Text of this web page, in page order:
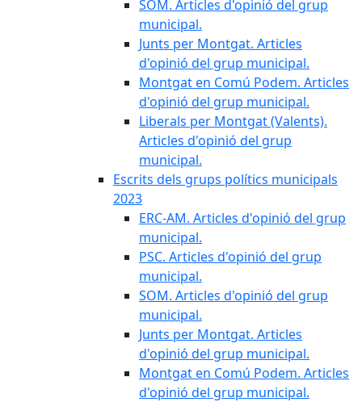
SOM. Articles d'opinió del grup
municipal.
Junts per Montgat. Articles
d'opinió del grup municipal.
Montgat en Comú Podem. Articles
d'opinió del grup municipal.
Liberals per Montgat (Valents).
Articles d'opinió del grup
municipal.
Escrits dels grups polítics municipals
2023
ERC-AM. Articles d'opinió del grup
municipal.
PSC. Articles d'opinió del grup
municipal.
SOM. Articles d'opinió del grup
municipal.
Junts per Montgat. Articles
d'opinió del grup municipal.
Montgat en Comú Podem. Articles
d'opinió del grup municipal.